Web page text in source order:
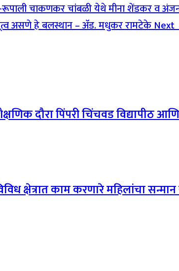
-रूपाली चाकणकर चांबळी येथे मीना शेंडकर व
असणे हे बलस्थान – ॲड. मधुकर रामटेके
दौरा पिंपरी चिंचवड विद्यापीठ आणि
क्षेत्रात काम करणारे महिलांचा